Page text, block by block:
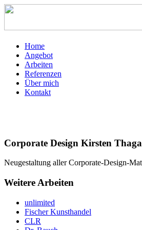
Home
Angebot
Arbeiten
Referenzen
Über mich
Kontakt
Corporate Design Kirsten
Neugestaltung aller Corporate-Design-
Weitere Arbeiten
unlimited
Fischer Kunsthandel
CLR